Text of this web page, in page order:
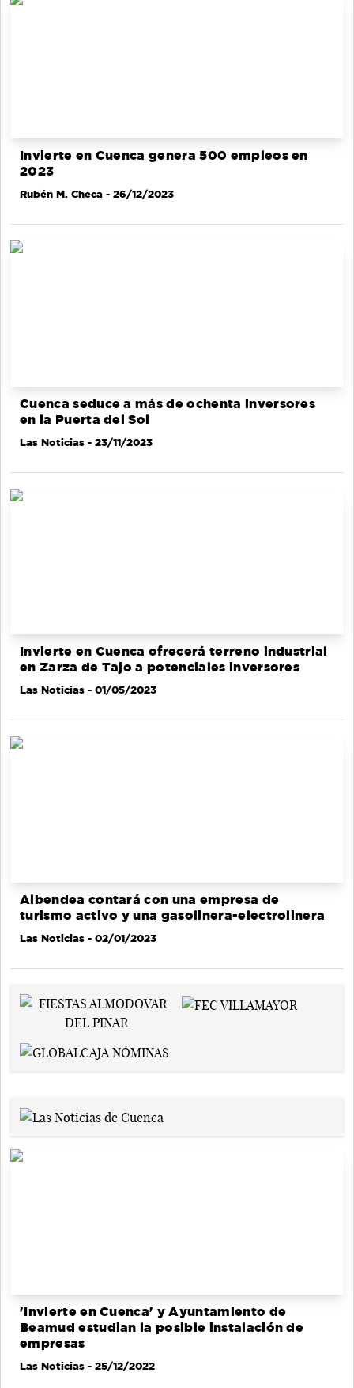
Invierte en Cuenca genera 500 empleos en
2023
Rubén M. Checa - 26/12/2023
Cuenca seduce a más de ochenta inversores
en la Puerta del Sol
Las Noticias - 23/11/2023
Invierte en Cuenca ofrecerá terreno industrial
en Zarza de Tajo a potenciales inversores
Las Noticias - 01/05/2023
Albendea contará con una empresa de
turismo activo y una gasolinera-electrolinera
Las Noticias - 02/01/2023
'Invierte en Cuenca' y Ayuntamiento de
Beamud estudian la posible instalación de
empresas
Las Noticias - 25/12/2022